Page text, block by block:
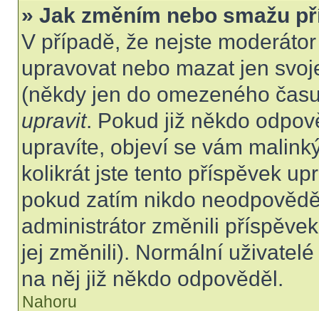
» Jak změním nebo smažu
V případě, že nejste
upravovat nebo mazat jen
(někdy jen do omezeného
upravit. Pokud již někdo
upravíte, objeví se vám
kolikrát jste tento příspěvek
pokud zatím nikdo
administrátor změnili
jej změnili). Normální
na něj již někdo odpověděl.
Nahoru